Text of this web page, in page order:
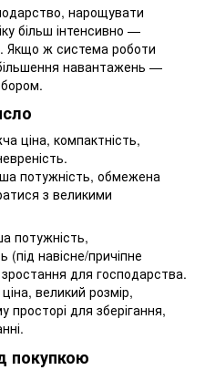
нарощувати
більш інтенсивно —
Якщо ж система роботи
навантажень —
ціна, компактність,
потужність, обмежена
з великими
потужність,
(під навісне/причіпне
для господарства.
великий розмір,
для зберігання,
покупкою